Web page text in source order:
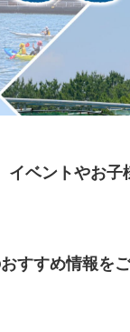
イベントやお子
すすめ情報を